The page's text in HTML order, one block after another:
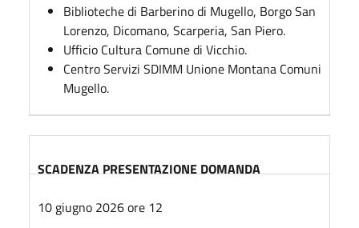
Biblioteche di Barberino di Mugello, Borgo San
Lorenzo, Dicomano, Scarperia, San Piero.
Ufficio Cultura Comune di Vicchio.
Centro Servizi SDIMM Unione Montana Comuni
Mugello.
SCADENZA PRESENTAZIONE DOMANDA
10 giugno 2026 ore 12